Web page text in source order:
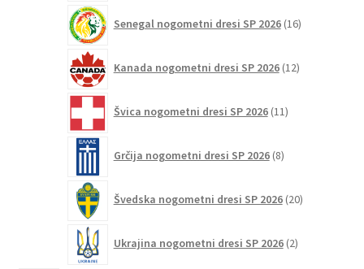
Senegal nogometni dresi SP 2026 16izdelkov
Kanada nogometni dresi SP 2026 12izdelkov
Švica nogometni dresi SP 2026 11izdelkov
Grčija nogometni dresi SP 2026 8izdelkov
Švedska nogometni dresi SP 2026 20izdelkov
Ukrajina nogometni dresi SP 2026 2izdelka